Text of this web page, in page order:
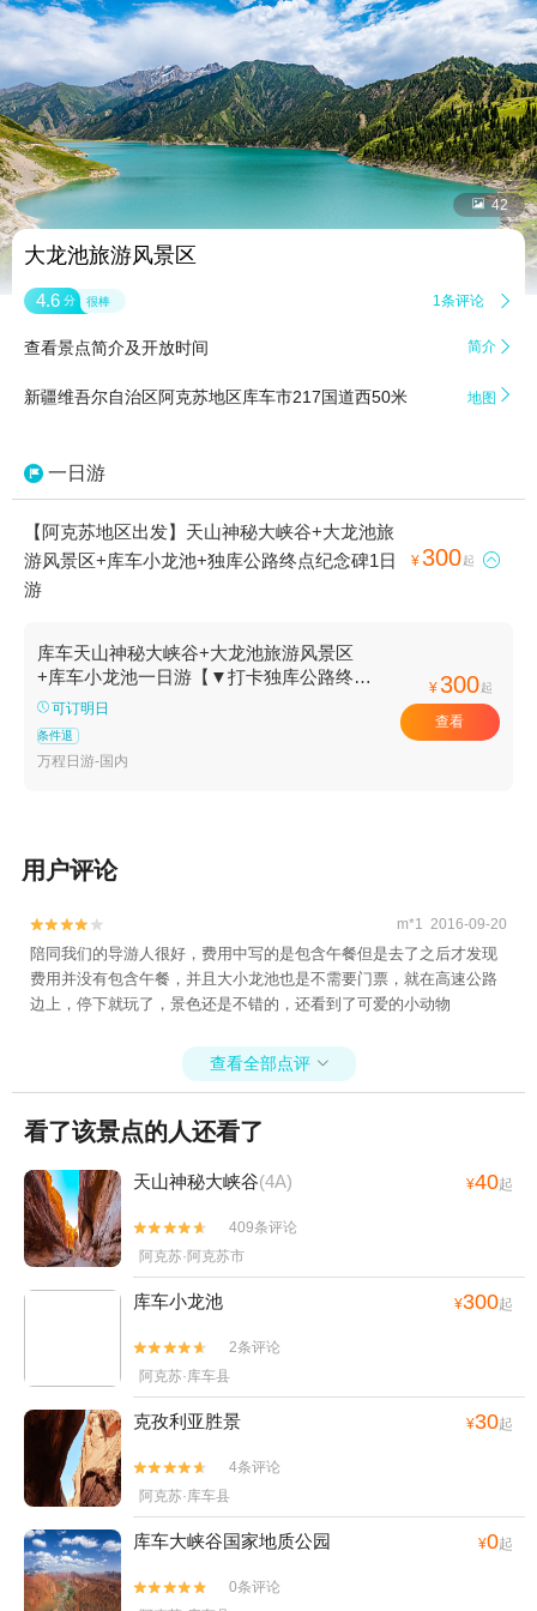
 42
大龙池旅游风景区
4.6 分 很棒 1条评论 
查看景点简介及开放时间 简介 
新疆维吾尔自治区阿克苏地区库车市217国道西50米 地图 
一日游
【阿克苏地区出发】天山神秘大峡谷+大龙池旅
游风景区+库车小龙池+独库公路终点纪念碑1日
游
¥300起 
库车天山神秘大峡谷+大龙池旅游风景区
+库车小龙池一日游【▼打卡独库公路终
点、克孜利亚胜景等奇观！】
可订明日
条件退
万程日游-国内
¥300起
查看
用户评论

 m*1 2016-09-20
陪同我们的导游人很好，费用中写的是包含午餐但是去了之后才发现
费用并没有包含午餐，并且大小龙池也是不需要门票，就在高速公路
边上，停下就玩了，景色还是不错的，还看到了可爱的小动物
查看全部点评 
看了该景点的人还看了
天山神秘大峡谷(4A) ¥40起


409条评论
阿克苏·阿克苏市
库车小龙池 ¥300起


2条评论
阿克苏·库车县
克孜利亚胜景 ¥30起


4条评论
阿克苏·库车县
库车大峡谷国家地质公园 ¥0起


0条评论
